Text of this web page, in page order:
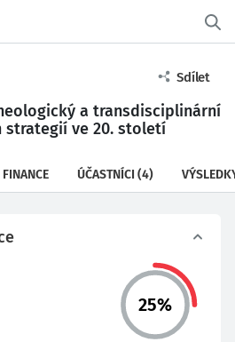
Sdílet
a transdisciplinární
strategií ve 20. století
FINANCE ÚČASTNÍCI (4)
25%